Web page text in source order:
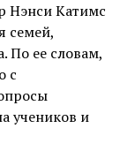
Нэнси Катимс
семей,
По ее словам,
с
учеников и